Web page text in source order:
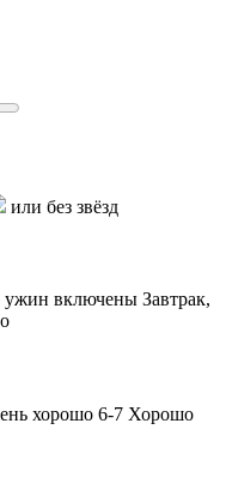
или без звёзд
ужин включены Завтрак,
хорошо 6-7 Хорошо